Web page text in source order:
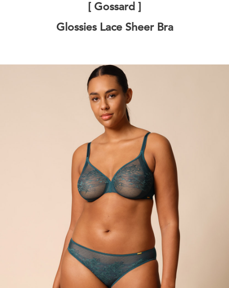
[ Gossard ]
Glossies Lace Sheer Bra